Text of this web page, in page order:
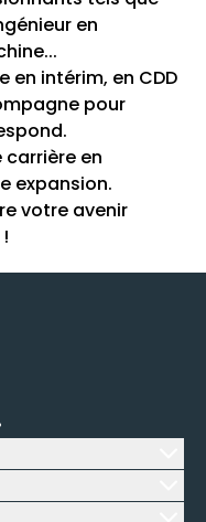
en
en intérim, en CDD
pour
carrière en
expansion.
votre avenir